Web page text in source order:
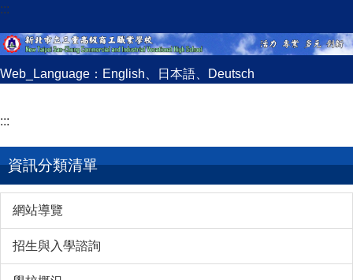
跳
到
主
要
內
區
:::
Web_Language： English 日本語 Deutsch
:::
資訊分類清單
網站導覽
招生與入學諮詢